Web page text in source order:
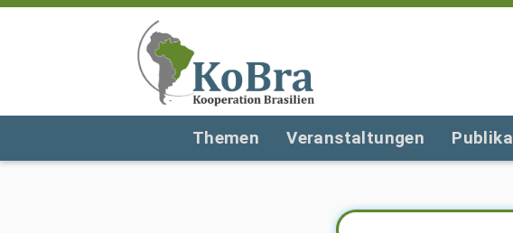
Themen Veranstaltungen